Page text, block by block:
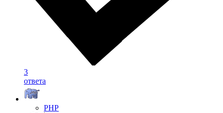
3
ответа
PHP